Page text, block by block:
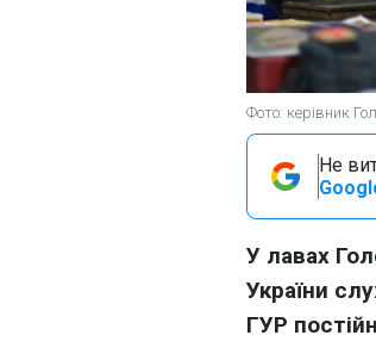
Фото: керівник
Не
У лавах
України
ГУР